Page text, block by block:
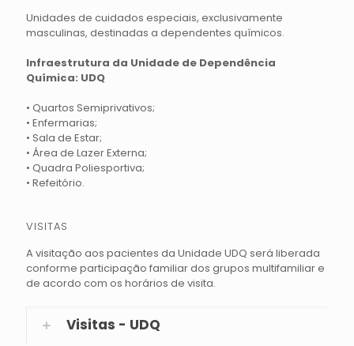
Unidades de cuidados especiais, exclusivamente
masculinas, destinadas a dependentes químicos.
Infraestrutura da Unidade de Dependência
Química: UDQ
• Quartos Semiprivativos;
• Enfermarias;
• Sala de Estar;
• Área de Lazer Externa;
• Quadra Poliesportiva;
• Refeitório.
VISITAS
A visitação aos pacientes da Unidade UDQ será liberada
conforme participação familiar dos grupos multifamiliar e
de acordo com os horários de visita.
Visitas - UDQ